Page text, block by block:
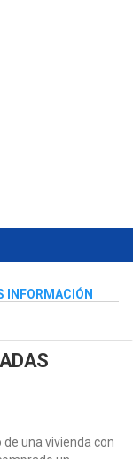
INFORMACIÓN
una vivienda con